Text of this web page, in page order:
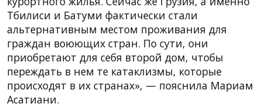
Тбилиси и Батуми фактически стали
альтернативным местом проживания для
граждан воюющих стран. По сути, они
приобретают для себя второй дом, чтобы
переждать в нем те катаклизмы, которые
происходят в их странах», — пояснила Мариам
Асатиани.